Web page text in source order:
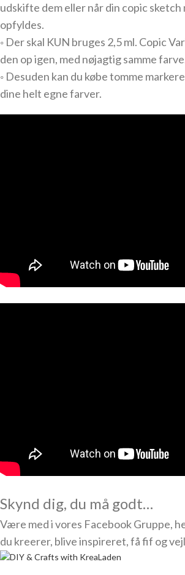
udskifte dem eller når din copic sketch
opfyldes.
◦ Der skal KUN bruges 2,5 ml. Copic
den op igen, med nøjagtig samme
◦ Desuden kan du købe tomme
dine helt egne farver.
Skynd dig, du må godt…
Være med i vores Facebook Gruppe,
du kreerer, blive inspireret, få fif og